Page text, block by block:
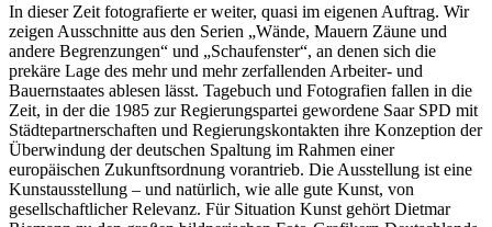
In dieser Zeit fotografierte er weiter, quasi im eigenen Auftrag. Wir
zeigen Ausschnitte aus den Serien „Wände, Mauern Zäune und
andere Begrenzungen“ und „Schaufenster“, an denen sich die
prekäre Lage des mehr und mehr zerfallenden Arbeiter- und
Bauernstaates ablesen lässt. Tagebuch und Fotografien fallen in die
Zeit, in der die 1985 zur Regierungspartei gewordene Saar SPD mit
Städtepartnerschaften und Regierungskontakten ihre Konzeption der
Überwindung der deutschen Spaltung im Rahmen einer
europäischen Zukunftsordnung vorantrieb. Die Ausstellung ist eine
Kunstausstellung – und natürlich, wie alle gute Kunst, von
gesellschaftlicher Relevanz. Für Situation Kunst gehört Dietmar